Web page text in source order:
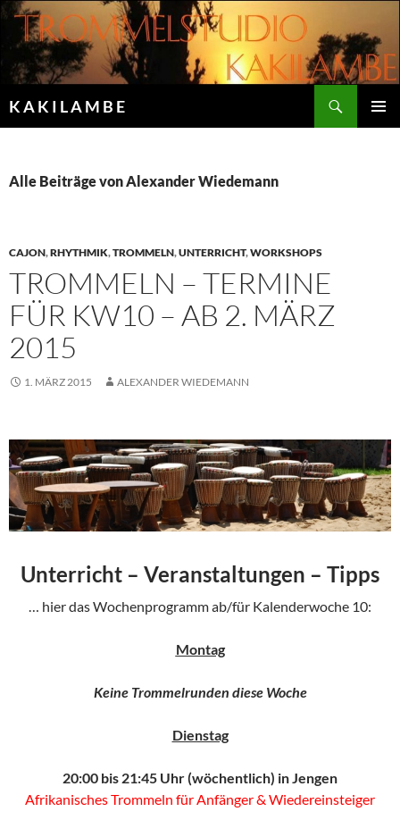
Zum
Inhalt
springen
K A K I L A M B E
Alle Beiträge von Alexander Wiedemann
CAJON,RHYTHMIK,TROMMELN,UNTERRICHT,WORKSHOPS
TROMMELN – TERMINE
FÜR KW10 – AB 2. MÄRZ
2015
1. MÄRZ 2015 ALEXANDER WIEDEMANN
Unterricht – Veranstaltungen – Tipps
… hier das Wochenprogramm ab/für Kalenderwoche 10:
Montag
Keine Trommelrunden diese Woche
Dienstag
20:00 bis 21:45 Uhr (wöchentlich) in Jengen
Afrikanisches Trommeln für Anfänger & Wiedereinsteiger